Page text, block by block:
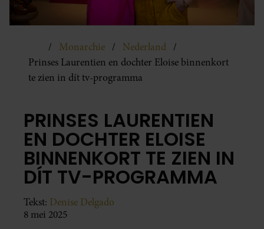
Monarchie
Nederland
Prinses Laurentien en dochter Eloise binnenkort
te zien in dít tv-programma
PRINSES LAURENTIEN
EN DOCHTER ELOISE
BINNENKORT TE ZIEN IN
DÍT TV-PROGRAMMA
Tekst: Denise Delgado
8 mei 2025